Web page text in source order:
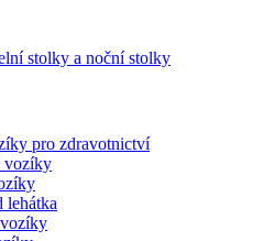
stolky a noční stolky
pro zdravotnictví
vozíky
lehátka